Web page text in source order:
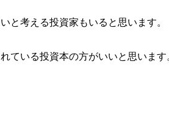
と考える投資家もいると思います。
ている投資本の方がいいと思います